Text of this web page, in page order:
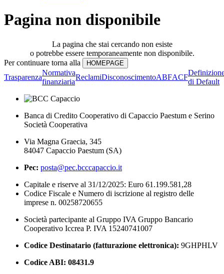
Pagina non disponibile
La pagina che stai cercando non esiste
o potrebbe essere temporaneamente non disponibile.
Per continuare torna alla
Trasparenza
Normativa
finanziaria
ReclamiDisconoscimentoABFACF
di Default
Banca di Credito Cooperativo di Capaccio Paestum e Serino
Società Cooperativa
Via Magna Graecia, 345
84047 Capaccio Paestum (SA)
Pec: posta@pec.bcccapaccio.it
Capitale e riserve al 31/12/2025: Euro 61.199.581,28
Codice Fiscale e Numero di iscrizione al registro delle
imprese n. 00258720655
Società partecipante al Gruppo IVA Gruppo Bancario
Cooperativo Iccrea P. IVA 15240741007
Codice Destinatario (fatturazione elettronica): 9GHPHLV
Codice ABI: 08431.9